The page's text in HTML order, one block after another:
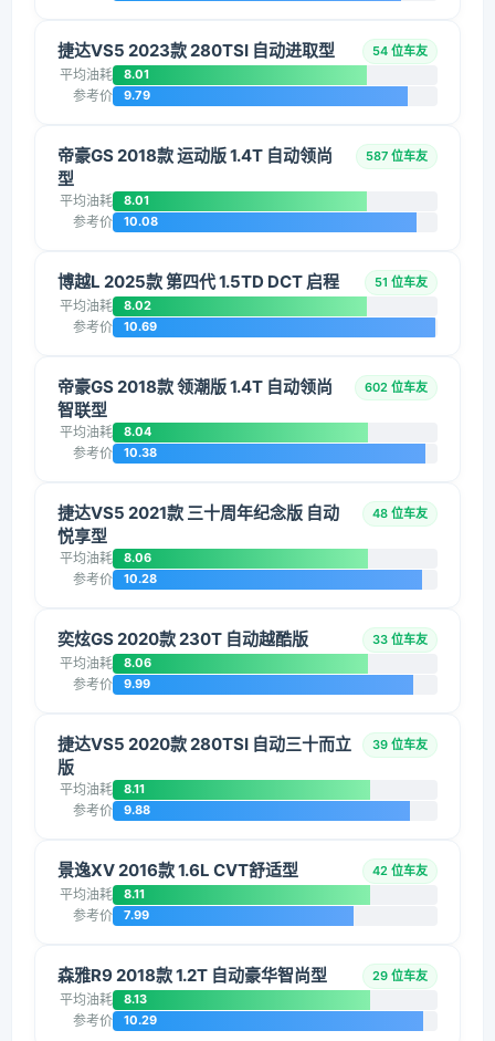
捷达VS5 2023款 280TSI 自动进取型 54 位车友
平均油耗 8.01
参考价 9.79
帝豪GS 2018款 运动版 1.4T 自动领尚
型
587 位车友
平均油耗 8.01
参考价 10.08
博越L 2025款 第四代 1.5TD DCT 启程 51 位车友
平均油耗 8.02
参考价 10.69
帝豪GS 2018款 领潮版 1.4T 自动领尚
智联型
602 位车友
平均油耗 8.04
参考价 10.38
捷达VS5 2021款 三十周年纪念版 自动
悦享型
48 位车友
平均油耗 8.06
参考价 10.28
奕炫GS 2020款 230T 自动越酷版 33 位车友
平均油耗 8.06
参考价 9.99
捷达VS5 2020款 280TSI 自动三十而立
版
39 位车友
平均油耗 8.11
参考价 9.88
景逸XV 2016款 1.6L CVT舒适型 42 位车友
平均油耗 8.11
参考价 7.99
森雅R9 2018款 1.2T 自动豪华智尚型 29 位车友
平均油耗 8.13
参考价 10.29